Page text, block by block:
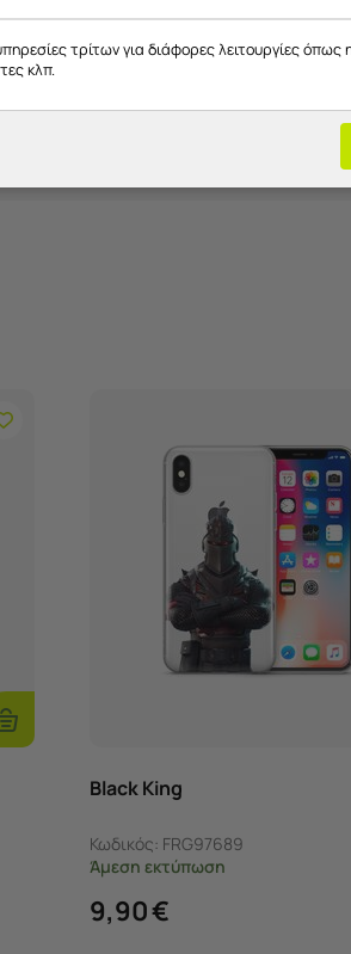
εύκολη χρήση όλων των πλήκτρων του
κατόπιν παραγγελίας!
Black King
Κωδικός: FRG97689
Άμεση εκτύπωση
9,90€
τρίτων για διάφορες λειτουργίες όπως
κλπ.